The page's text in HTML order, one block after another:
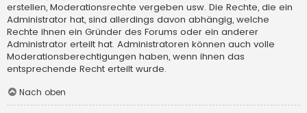
erstellen, Moderationsrechte vergeben usw. Die Rechte, die ein
Administrator hat, sind allerdings davon abhängig, welche
Rechte ihnen ein Gründer des Forums oder ein anderer
Administrator erteilt hat. Administratoren können auch volle
Moderationsberechtigungen haben, wenn ihnen das
entsprechende Recht erteilt wurde.
Nach oben